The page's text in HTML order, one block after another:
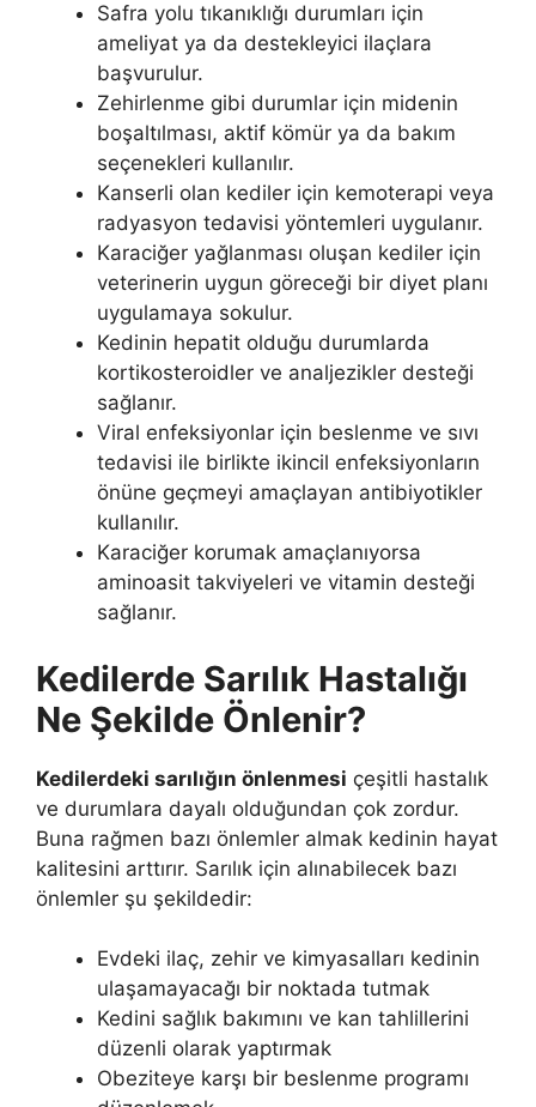
Safra yolu tıkanıklığı durumları için
ameliyat ya da destekleyici ilaçlara
başvurulur.
Zehirlenme gibi durumlar için midenin
boşaltılması, aktif kömür ya da bakım
seçenekleri kullanılır.
Kanserli olan kediler için kemoterapi veya
radyasyon tedavisi yöntemleri uygulanır.
Karaciğer yağlanması oluşan kediler için
veterinerin uygun göreceği bir diyet planı
uygulamaya sokulur.
Kedinin hepatit olduğu durumlarda
kortikosteroidler ve analjezikler desteği
sağlanır.
Viral enfeksiyonlar için beslenme ve sıvı
tedavisi ile birlikte ikincil enfeksiyonların
önüne geçmeyi amaçlayan antibiyotikler
kullanılır.
Karaciğer korumak amaçlanıyorsa
aminoasit takviyeleri ve vitamin desteği
sağlanır.
Kedilerde Sarılık Hastalığı
Ne Şekilde Önlenir?
Kedilerdeki sarılığın önlenmesi çeşitli hastalık
ve durumlara dayalı olduğundan çok zordur.
Buna rağmen bazı önlemler almak kedinin hayat
kalitesini arttırır. Sarılık için alınabilecek bazı
önlemler şu şekildedir:
Evdeki ilaç, zehir ve kimyasalları kedinin
ulaşamayacağı bir noktada tutmak
Kedini sağlık bakımını ve kan tahlillerini
düzenli olarak yaptırmak
Obeziteye karşı bir beslenme programı